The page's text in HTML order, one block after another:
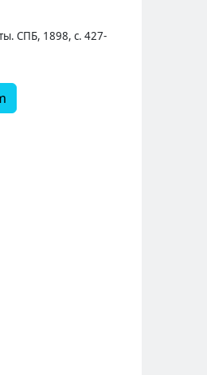
СПБ, 1898, с. 427-